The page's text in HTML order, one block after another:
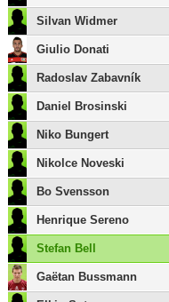
Silvan Widmer
Giulio Donati
Radoslav Zabavník
Daniel Brosinski
Niko Bungert
Nikolce Noveski
Bo Svensson
Henrique Sereno
Stefan Bell
Gaëtan Bussmann